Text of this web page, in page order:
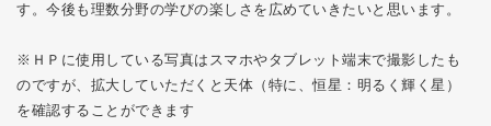
す。今後も理数分野の学びの楽しさを広めていきたいと思います。
※ＨＰに使用している写真はスマホやタブレット端末で撮影したも
のですが、拡大していただくと天体（特に、恒星：明るく輝く星）
を確認することができます